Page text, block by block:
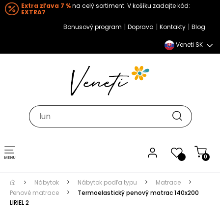
Extra zľava 7 %na celý sortiment. V košíku zadajte kód:
EXTRA7
Bonusový program | Doprava | Kontakty | Blog
Veneti SK
0
Toggle navigation
Nábytok Nábytok podľa typu
Matrace
Penové matrace
Termoelastický penový matrac 140x200
LIRIEL 2